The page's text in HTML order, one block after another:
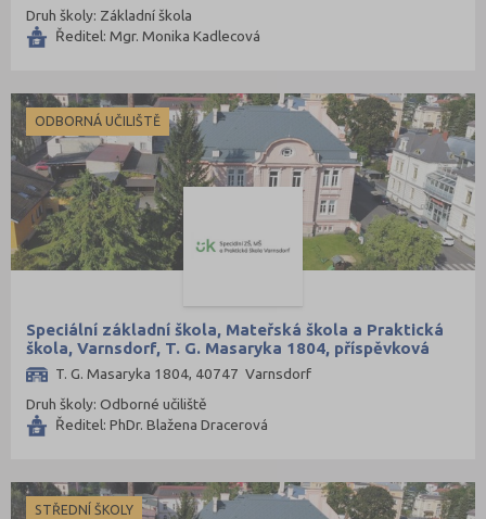
Druh školy: Základní škola
Ředitel: Mgr. Monika Kadlecová
ODBORNÁ UČILIŠTĚ
Speciální základní škola, Mateřská škola a Praktická
škola, Varnsdorf, T. G. Masaryka 1804, příspěvková
organizace
T. G. Masaryka 1804, 40747 Varnsdorf
Druh školy: Odborné učiliště
Ředitel: PhDr. Blažena Dracerová
STŘEDNÍ ŠKOLY